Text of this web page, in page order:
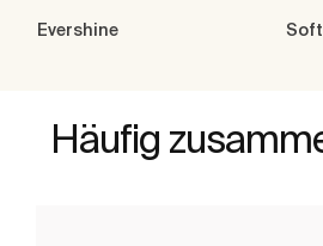
Evershine
Häufig